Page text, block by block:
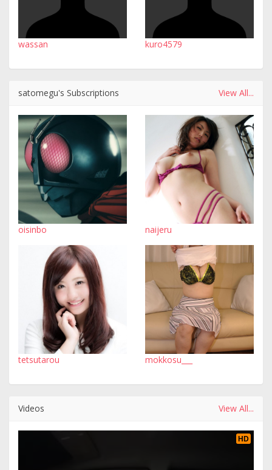
wassan kuro4579
satomegu's Subscriptions View All...
oisinbo naijeru
tetsutarou mokkosu___
Videos View All...
HD